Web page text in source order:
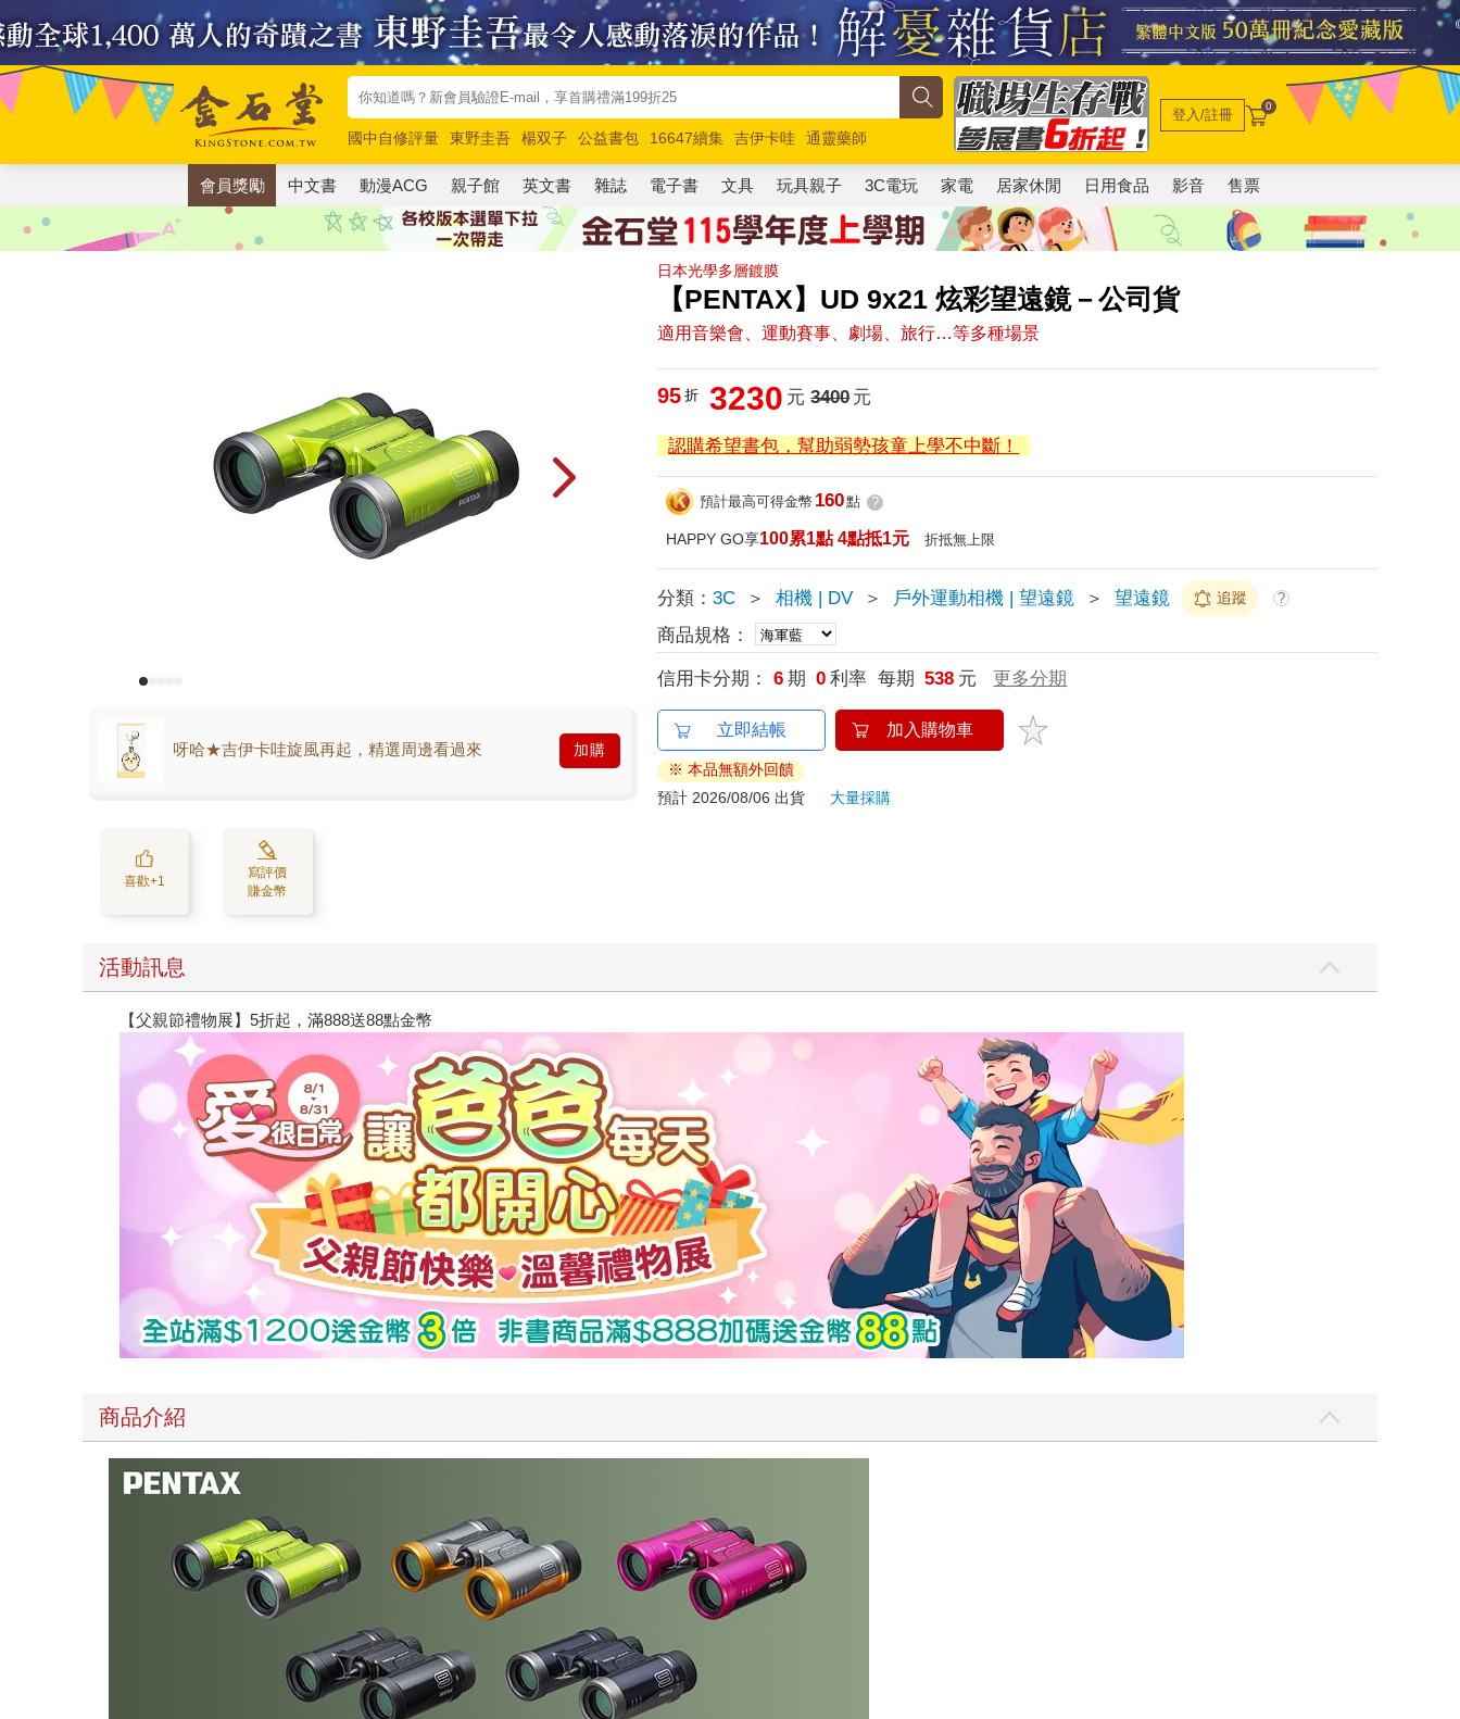
國中自修評量 東野圭吾 楊双子 公益書包 16647續集 吉伊卡哇
通靈藥師
唯紅花綻放
奧德賽 路邊攤新作 馬斯克 玩具總動員5 超慢跑
登入/註冊 0
會員獎勵 中文書 動漫ACG 親子館 英文書 雜誌 電子書 文具 玩具親子 3C電玩 家電 居家休閒 日用食品 影音 售票
日本光學多層鍍膜
【PENTAX】UD 9x21 炫彩望遠鏡－公司貨
適用音樂會、運動賽事、劇場、旅行…等多種場景
呀哈★吉伊卡哇旋風再起，精選周邊看過來 加購
喜歡+1
寫評價
賺金幣
95 折 3230 元 3400元
認購希望書包，幫助弱勢孩童上學不中斷！
預計最高可得金幣 160點 ?
HAPPY GO享100累1點 4點抵1元 折抵無上限
分類：3C ＞ 相機 | DV ＞ 戶外運動相機 | 望遠鏡 ＞ 望遠鏡 追蹤 ?
商品規格：
信用卡分期： 6 期 0 利率 每期 538 元 更多分期
立即結帳 加入購物車
※ 本品無額外回饋
預計 2026/08/06 出貨
大量採購
活動訊息
【父親節禮物展】5折起，滿888送88點金幣
商品介紹